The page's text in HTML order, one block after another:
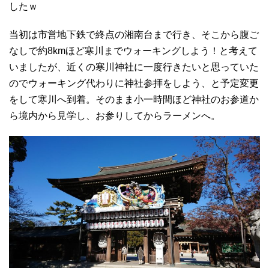
したｗ
当初は市営地下鉄で終点の湘南台まで行き、そこから腹ご
なしで約8kmほど寒川までウォーキングしよう！と考えて
いましたが、近くの寒川神社に一度行きたいと思っていた
のでウォーキング代わりに神社参拝をしよう、と予定変更
をして寒川へ到着。そのまま小一時間ほど神社のお参道か
ら境内から見学し、お参りしてからラーメンへ。